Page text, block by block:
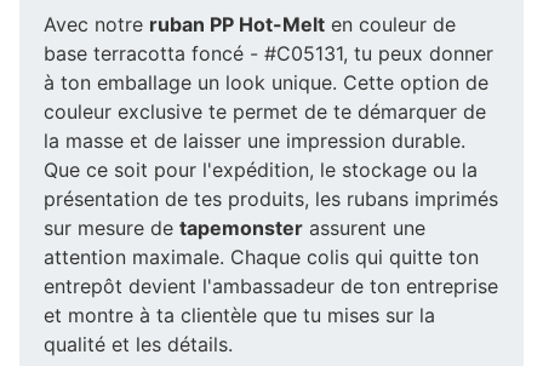
Avec notre ruban PP Hot-Melt en couleur de
base terracotta foncé - #C05131, tu peux donner
à ton emballage un look unique. Cette option de
couleur exclusive te permet de te démarquer de
la masse et de laisser une impression durable.
Que ce soit pour l'expédition, le stockage ou la
présentation de tes produits, les rubans imprimés
sur mesure de tapemonster assurent une
attention maximale. Chaque colis qui quitte ton
entrepôt devient l'ambassadeur de ton entreprise
et montre à ta clientèle que tu mises sur la
qualité et les détails.